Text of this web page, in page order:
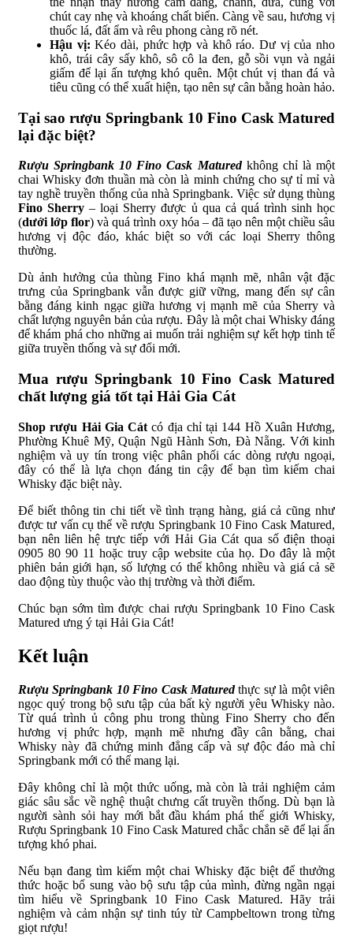
chút cay nhẹ và khoáng chất biển. Càng về sau, hương vị
thuốc lá, đất ẩm và rêu phong càng rõ nét.
Hậu vị:Kéo dài, phức hợp và khô ráo. Dư vị của nho
khô, trái cây sấy khô, sô cô la đen, gỗ sồi vụn và ngải
giấm để lại ấn tượng khó quên. Một chút vị than đá và
tiêu cũng có thể xuất hiện, tạo nên sự cân bằng hoàn hảo.
Tại sao rượu Springbank 10 Fino Cask Matured
lại đặc biệt?
Rượu Springbank 10 Fino Cask Maturedkhông chỉ là một
chai Whisky đơn thuần mà còn là minh chứng cho sự tỉ mỉ và
tay nghề truyền thống của nhà Springbank. Việc sử dụng thùng
Fino Sherry – loại Sherry được ủ qua cả quá trình sinh học
(dưới lớp flor) và quá trình oxy hóa – đã tạo nên một chiều sâu
hương vị độc đáo, khác biệt so với các loại Sherry thông
thường.
Dù ảnh hưởng của thùng Fino khá mạnh mẽ, nhân vật đặc
trưng của Springbank vẫn được giữ vững, mang đến sự cân
bằng đáng kinh ngạc giữa hương vị mạnh mẽ của Sherry và
chất lượng nguyên bản của rượu. Đây là một chai Whisky đáng
để khám phá cho những ai muốn trải nghiệm sự kết hợp tinh tế
giữa truyền thống và sự đổi mới.
Mua rượu Springbank 10 Fino Cask Matured
chất lượng giá tốt tại Hải Gia Cát
Shop rượu Hải Gia Cát có địa chỉ tại 144 Hồ Xuân Hương,
Phường Khuê Mỹ, Quận Ngũ Hành Sơn, Đà Nẵng. Với kinh
nghiệm và uy tín trong việc phân phối các dòng rượu ngoại,
đây có thể là lựa chọn đáng tin cậy để bạn tìm kiếm chai
Whisky đặc biệt này.
Để biết thông tin chi tiết về tình trạng hàng, giá cả cũng như
được tư vấn cụ thể về rượu Springbank 10 Fino Cask Matured,
bạn nên liên hệ trực tiếp với Hải Gia Cát qua số điện thoại
0905 80 90 11 hoặc truy cập website của họ. Do đây là một
phiên bản giới hạn, số lượng có thể không nhiều và giá cả sẽ
dao động tùy thuộc vào thị trường và thời điểm.
Chúc bạn sớm tìm được chai rượu Springbank 10 Fino Cask
Matured ưng ý tại Hải Gia Cát!
Kết luận
Rượu Springbank 10 Fino Cask Maturedthực sự là một viên
ngọc quý trong bộ sưu tập của bất kỳ người yêu Whisky nào.
Từ quá trình ủ công phu trong thùng Fino Sherry cho đến
hương vị phức hợp, mạnh mẽ nhưng đầy cân bằng, chai
Whisky này đã chứng minh đẳng cấp và sự độc đáo mà chỉ
Springbank mới có thể mang lại.
Đây không chỉ là một thức uống, mà còn là trải nghiệm cảm
giác sâu sắc về nghệ thuật chưng cất truyền thống. Dù bạn là
người sành sỏi hay mới bắt đầu khám phá thế giới Whisky,
Rượu Springbank 10 Fino Cask Matured chắc chắn sẽ để lại ấn
tượng khó phai.
Nếu bạn đang tìm kiếm một chai Whisky đặc biệt để thưởng
thức hoặc bổ sung vào bộ sưu tập của mình, đừng ngần ngại
tìm hiểu về Springbank 10 Fino Cask Matured. Hãy trải
nghiệm và cảm nhận sự tinh túy từ Campbeltown trong từng
giọt rượu!